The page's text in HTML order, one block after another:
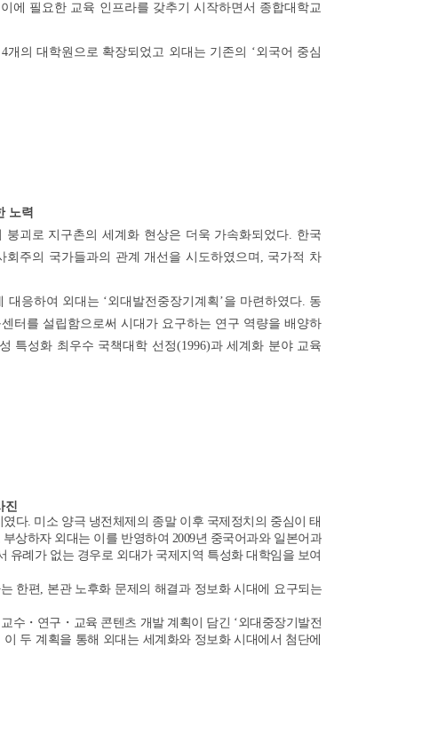
에 필요한 교육 인프라를 갖추기 시작하면서 종합대학교
의 대학원으로 확장되었고 외대는 기존의 ‘외국어 중심
노력
괴로 지구촌의 세계화 현상은 더욱 가속화되었다. 한국
주의 국가들과의 관계 개선을 시도하였으며, 국가적 차
응하여 외대는 ‘외대발전중장기계획’을 마련하였다. 동
터를 설립함으로써 시대가 요구하는 연구 역량을 배양하
특성화 최우수 국책대학 선정(1996)과 세계화 분야 교육
진
다. 미소 양극 냉전체제의 종말 이후 국제정치의 중심이 태
상하자 외대는 이를 반영하여 2009년 중국어과와 일본어과
례가 없는 경우로 외대가 국제지역 특성화 대학임을 보여
한편, 본관 노후화 문제의 해결과 정보화 시대에 요구되는
수・연구・교육 콘텐츠 개발 계획이 담긴 ‘외대중장기발전
두 계획을 통해 외대는 세계화와 정보화 시대에서 첨단에